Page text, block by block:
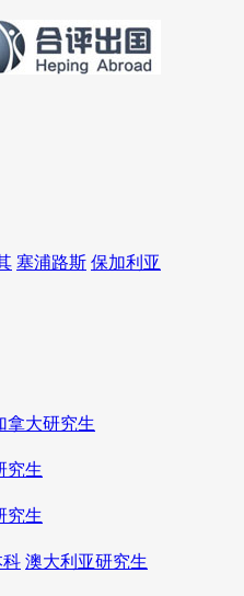
塞浦路斯 保加利亚
拿大研究生
究生
究生
科 澳大利亚研究生